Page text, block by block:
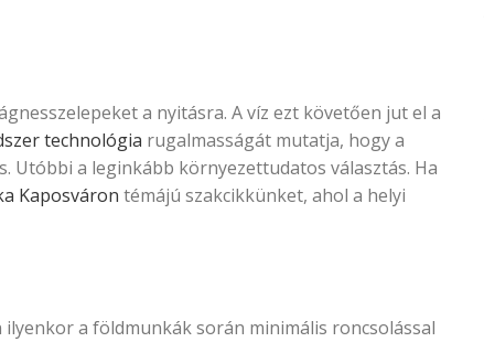
a nyitásra. A víz ezt követően jut el a
technológia rugalmasságát mutatja, hogy a
a leginkább környezettudatos választás. Ha
Kaposváron témájú szakcikkünket, ahol a helyi
a földmunkák során minimális roncsolással